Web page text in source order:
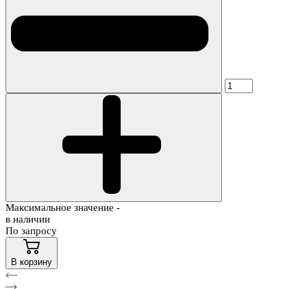
Максимальное значение -
в наличии
По запросу
В корзину